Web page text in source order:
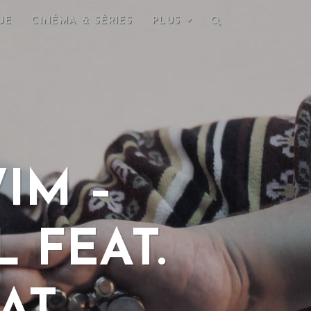
CINÉMA & SÉRIES PLUS
–
FEAT.